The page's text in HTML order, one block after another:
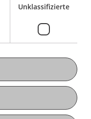
Unklassifizierte